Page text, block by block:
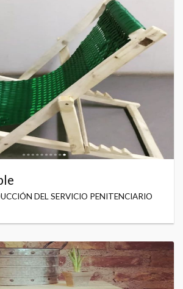
DEL SERVICIO PENITENCIARIO